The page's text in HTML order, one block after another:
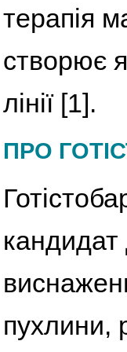
терапія
створює
лінії [1].
ПРО
кандидат
пухлини,